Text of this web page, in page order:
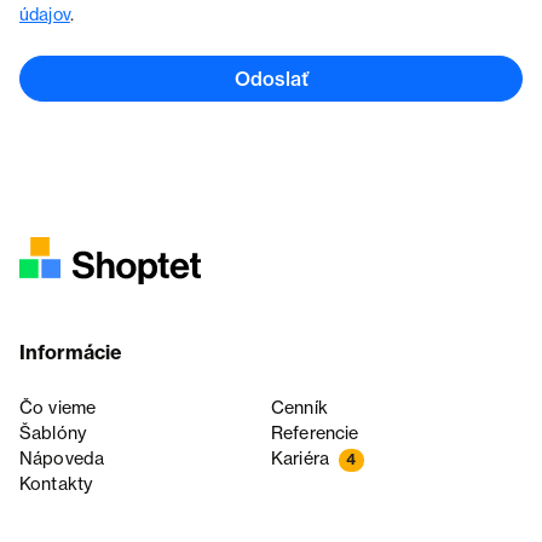
údajov.
Odoslať
Informácie
Čo vieme
Cenník
Šablóny
Referencie
Nápoveda
Kariéra 4
Kontakty